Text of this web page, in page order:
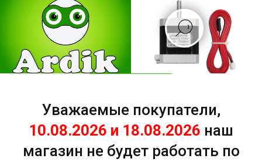
Уважаемые покупатели,
10.08.2026 и 18.08.2026 наш
магазин не будет работать по